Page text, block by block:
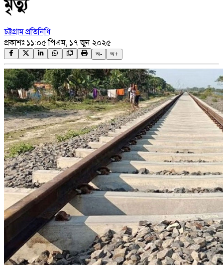
মৃত্যু
চট্টগ্রাম প্রতিনিধি
প্রকাশঃ ১১:০৫ পিএম, ১৭ জুন ২০২৫
অ- অ+